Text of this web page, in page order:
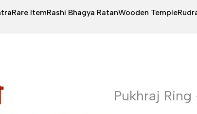
Rare ItemRashi Bhagya RatanWooden Temple
Pukhraj